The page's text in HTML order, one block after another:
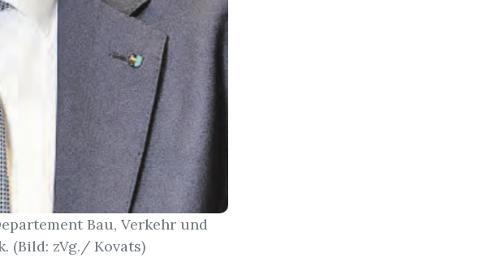
Bau, Verkehr und
(Bild: zVg./ Kovats)